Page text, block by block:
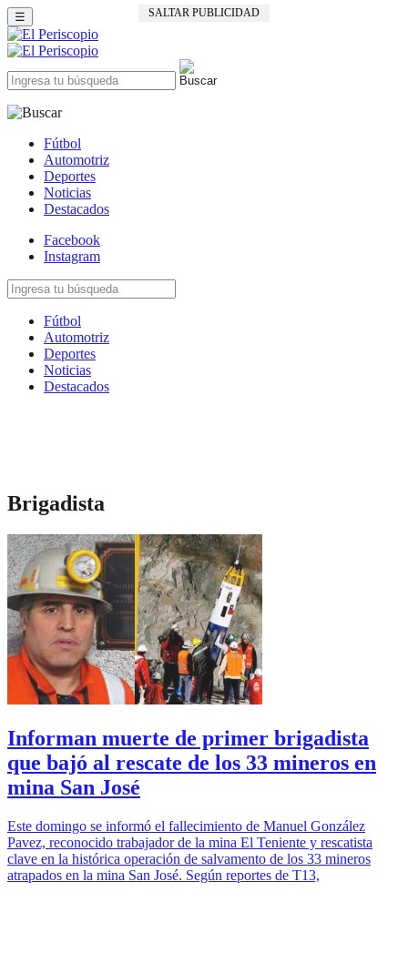
SALTAR PUBLICIDAD
☰
Fútbol
Automotriz
Deportes
Noticias
Destacados
Facebook
Instagram
Fútbol
Automotriz
Deportes
Noticias
Destacados
Brigadista
Informan muerte de primer brigadista
que bajó al rescate de los 33 mineros en
mina San José
Este domingo se informó el fallecimiento de Manuel González
Pavez, reconocido trabajador de la mina El Teniente y rescatista
clave en la histórica operación de salvamento de los 33 mineros
atrapados en la mina San José. Según reportes de T13,